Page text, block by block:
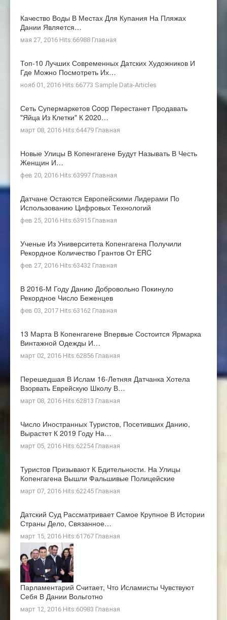
Качество Воды В Местах Для Купания На Пляжах
Дании Является…
мая 27, 2016 Hits:66988 Главная
Топ-10 Лучших Современных Датских Художников И
Где Можно Посмотреть Их…
нояб 01, 2016 Hits:66773 Sample Data-Articles
Сеть Супермаркетов Coop Перестанет Продавать
"яйца Из Клетки" К 2020…
март 08, 2016 Hits:64479 Главная
Новые Улицы В Копенгагене Будут Называть В Честь
Женщин И…
фев 20, 2016 Hits:63997 Главная
Датчане Остаются Европейскими Лидерами По
Использованию Цифровых Технологий
фев 25, 2016 Hits:63915 Главная
Ученые Из Университета Копенгагена Получили
Рекордное Количество Грантов От ERC
фев 27, 2016 Hits:63432 Главная
В 2016-М Году Данию Добровольно Покинуло
Рекордное Число Беженцев
фев 03, 2017 Hits:63162 Главная
13 Марта В Копенгагене Впервые Состоится Ярмарка
Винтажной Одежды И…
март 02, 2016 Hits:62856 Главная
Перешедшая В Ислам 16-Летняя Датчанка Хотела
Взорвать Еврейскую Школу В…
март 08, 2016 Hits:62813 Главная
Число Иностранных Туристов, Посетивших Данию,
Вырастет К 2019 Году На…
март 05, 2016 Hits:62254 Главная
Туристов Призывают К Бдительности. На Улицы
Копенгагена Вышли Фальшивые Полицейские
март 07, 2016 Hits:62245 Главная
Датский Суд Рассматривает Самое Крупное В Истории
Страны Дело, Связанное…
март 15, 2016 Hits:61767 Главная
Парламентарий Считает, Что Исламисты Чувствуют
Себя В Дании Вольготно
март 12, 2016 Hits:60983 Главная